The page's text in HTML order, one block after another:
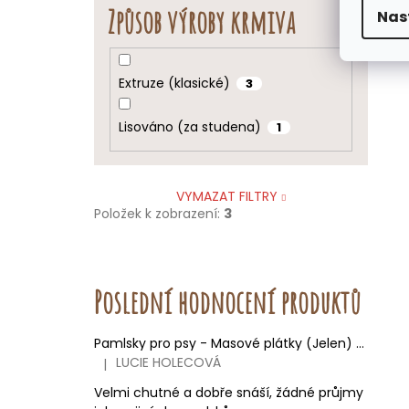
Způsob výroby krmiva
Extruze (klasické) 3
Lisováno (za studena) 1
VYMAZAT FILTRY
Položek k zobrazení: 3
Poslední hodnocení produktů
Pamlsky pro psy - Masové plátky (Jelen)
Hodnocení produktu je 5 z 5 hvězdiček.
| LUCIE HOLECOVÁ
Velmi chutné a dobře snáší, žádné průjmy